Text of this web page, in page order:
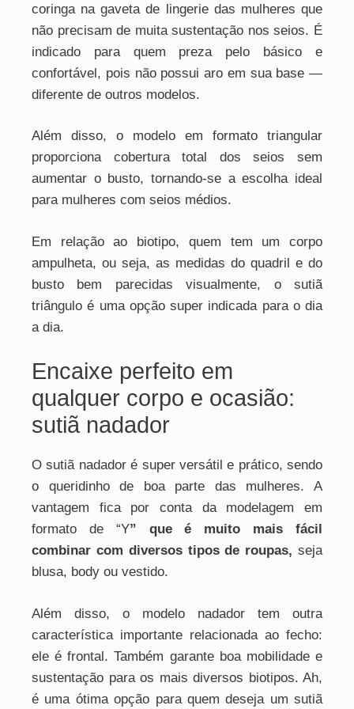
coringa na gaveta de lingerie das mulheres que
não precisam de muita sustentação nos seios. É
indicado para quem preza pelo básico e
confortável, pois não possui aro em sua base —
diferente de outros modelos.
Além disso, o modelo em formato triangular
proporciona cobertura total dos seios sem
aumentar o busto, tornando-se a escolha ideal
para mulheres com seios médios.
Em relação ao biotipo, quem tem um corpo
ampulheta, ou seja, as medidas do quadril e do
busto bem parecidas visualmente, o sutiã
triângulo é uma opção super indicada para o dia
a dia.
Encaixe perfeito em
qualquer corpo e ocasião:
sutiã nadador
O sutiã nadador é super versátil e prático, sendo
o queridinho de boa parte das mulheres. A
vantagem fica por conta da modelagem em
formato de “Y” que é muito mais fácil
combinar com diversos tipos de roupas, seja
blusa, body ou vestido.
Além disso, o modelo nadador tem outra
característica importante relacionada ao fecho:
ele é frontal. Também garante boa mobilidade e
sustentação para os mais diversos biotipos. Ah,
é uma ótima opção para quem deseja um sutiã